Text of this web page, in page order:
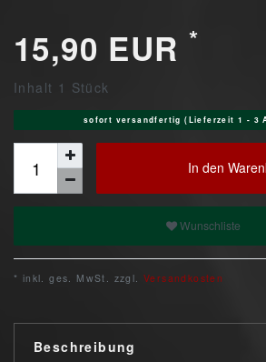
15,90 EUR *
Inhalt 1 Stück
sofort versandfertig (Lieferzeit 1 - 3
In den
Wunschliste
* inkl. ges. MwSt. zzgl. Versandkosten
Beschreibung